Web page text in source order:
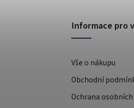
Informace pro
Vše o nákupu
Obchodní
Ochrana osobních